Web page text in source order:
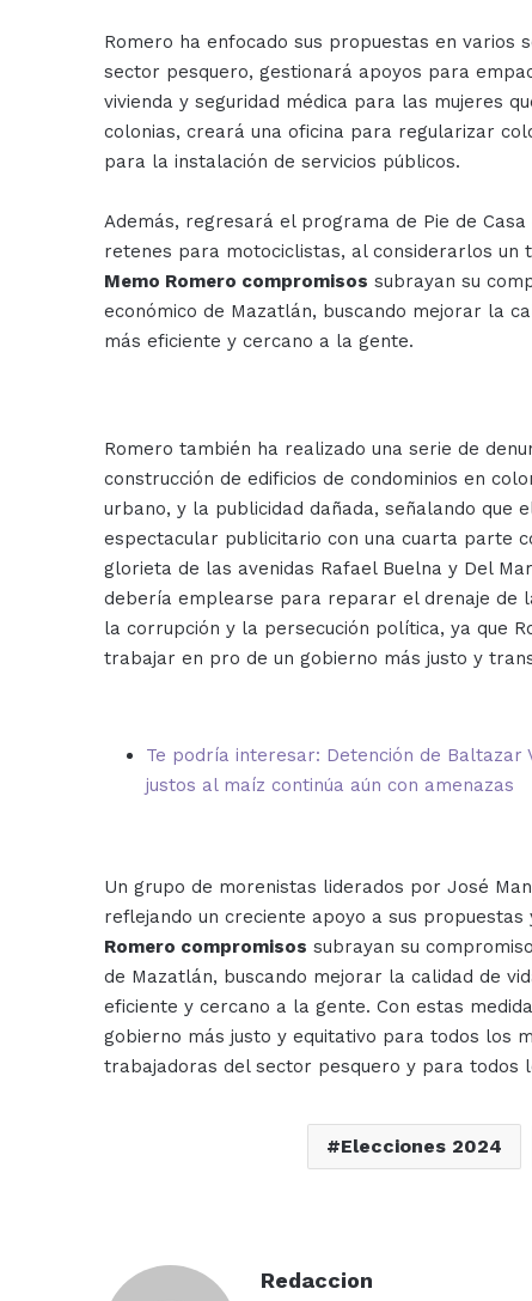
Romero ha enfocado sus propuestas en
sector pesquero, gestionará apoyos para
vivienda y seguridad médica para las mujeres
colonias, creará una oficina para regularizar
para la instalación de servicios públicos.
Además, regresará el programa de Pie de
retenes para motociclistas, al considerarlos un
Memo Romero compromisos subrayan su
económico de Mazatlán, buscando mejorar la
más eficiente y cercano a la gente.
Romero también ha realizado una serie de
construcción de edificios de condominios en
urbano, y la publicidad dañada, señalando que
espectacular publicitario con una cuarta parte
glorieta de las avenidas Rafael Buelna y Del
debería emplearse para reparar el drenaje de
la corrupción y la persecución política, ya que
trabajar en pro de un gobierno más justo y
Te podría interesar: Detención de
justos al maíz continúa aún con amenazas
Un grupo de morenistas liderados por José
reflejando un creciente apoyo a sus
Romero compromisos subrayan su
de Mazatlán, buscando mejorar la calidad de
eficiente y cercano a la gente. Con estas
gobierno más justo y equitativo para todos los
trabajadoras del sector pesquero y para todos
Elecciones 2024
Redaccion